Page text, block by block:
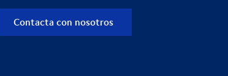
Contacta con nosotros